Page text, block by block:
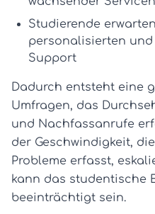
Studierende
personalisierten
Support
Dadurch entsteht eine
Umfragen, das
und Nachfassanrufe
der Geschwindigkeit,
Probleme erfasst,
kann das studentische
beeinträchtigt sein.